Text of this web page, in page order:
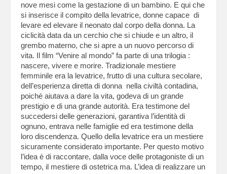
nove mesi come la gestazione di un bambino. E qui che
si inserisce il compito della levatrice, donne capace di
levare ed elevare il neonato dal corpo della donna. La
ciclicità data da un cerchio che si chiude e un altro, il
grembo materno, che si apre a un nuovo percorso di
vita. Il film “Venire al mondo” fa parte di una trilogia :
nascere, vivere e morire. Tradizionale mestiere
femminile era la levatrice, frutto di una cultura secolare,
dell’esperienza diretta di donna nella civiltà contadina,
poiché aiutava a dare la vita, godeva di un grande
prestigio e di una grande autorità. Era testimone del
succedersi delle generazioni, garantiva l’identità di
ognuno, entrava nelle famiglie ed era testimone della
loro discendenza. Quello della levatrice era un mestiere
sicuramente considerato importante. Per questo motivo
l’idea è di raccontare, dalla voce delle protagoniste di un
tempo, il mestiere di ostetrica ma. L’idea di realizzare un